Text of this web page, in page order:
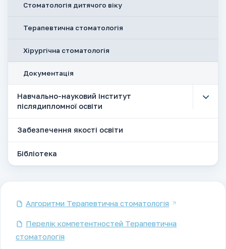
Стоматологія дитячого віку
Терапевтична стоматологія
Хірургічна стоматологія
Документація
Навчально-науковий інститут
післядипломної освіти
Забезпечення якості освіти
Бібліотека
Алгоритми Терапевтична стоматологія
Перелік компетентностей Терапевтична
стоматологія